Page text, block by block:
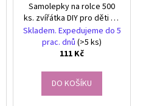
Samolepky na rolce 500
ks. zvířátka DIY pro děti se
zvířaty
Skladem. Expedujeme do 5
prac. dnů (>5 ks)
111 Kč
DO KOŠÍKU